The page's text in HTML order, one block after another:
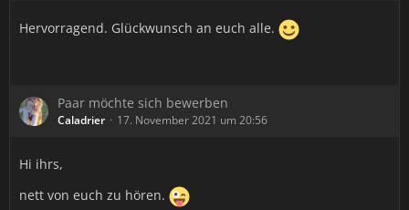
Hervorragend. Glückwunsch an euch alle.
Paar möchte sich bewerben
Caladrier 17. November 2021 um 20:56
Hi ihrs,
nett von euch zu hören.